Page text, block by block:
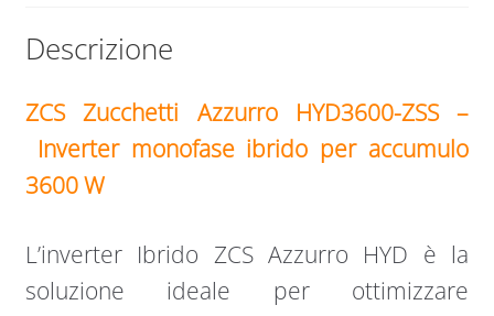
Descrizione
ZCS Zucchetti Azzurro HYD3600-ZSS –
Inverter monofase ibrido per accumulo
3600 W
L’inverter Ibrido ZCS Azzurro HYD è la
soluzione ideale per ottimizzare